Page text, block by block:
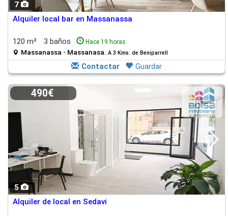
7
Alquiler local bar en Massanassa
120 m² 3 baños Hace 19 horas
Massanassa - Massanasa. A 3 Kms. de Beniparrell
Contactar Guardar
5
490€
Alquiler de local en Sedavi